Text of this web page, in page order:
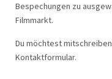
Bespechungen zu
Filmmarkt.
Du möchtest
Kontaktformular.